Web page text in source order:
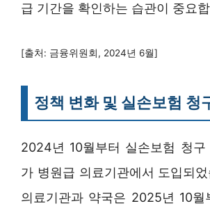
급 기간을 확인하는 습관이 중요
[출처: 금융위원회, 2024년 6월]
정책 변화 및 실손보험 청
2024년 10월부터 실손보험 청구
가 병원급 의료기관에서 도입되
의료기관과 약국은 2025년 10월